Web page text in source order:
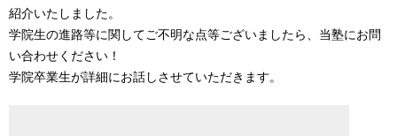
紹介いたしました。
学院生の進路等に関してご不明な点等ございましたら、当塾にお問
い合わせください！
学院卒業生が詳細にお話しさせていただきます。